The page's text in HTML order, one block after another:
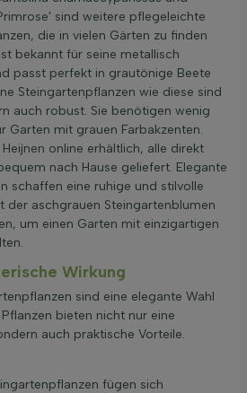
sind weitere pflegeleichte
die in vielen Gärten zu finden
bekannt für seine metallisch
passt perfekt in grautönige Beete
Steingartenpflanzen wie diese sind
auch robust. Sie benötigen wenig
Garten mit grauen Farbakzenten.
online erhältlich, alle direkt
nach Hause geliefert. Elegante
schaffen eine ruhige und stilvolle
der aschgrauen Steingartenblumen
um einen Garten mit einzigartigen
Wirkung
sind eine elegante Wahl
bieten nicht nur eine
auch praktische Vorteile.
fügen sich